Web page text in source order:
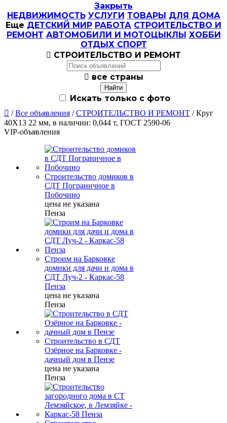
Закрыть
НЕДВИЖИМОСТЬ УСЛУГИ ТОВАРЫ ДЛЯ ДОМА
Еще ДЕТСКИЙ МИР РАБОТА СТРОИТЕЛЬСТВО И
РЕМОНТ АВТОМОБИЛИ И МОТОЦЫКЛЫ ХОББИ
ОТДЫХ СПОРТ
 СТРОИТЕЛЬСТВО И РЕМОНТ
 все страны
Искать только с фото
 /Все объявления /СТРОИТЕЛЬСТВО И РЕМОНТ / Круг
40Х13 22 мм, в наличии: 0,044 т, ГОСТ 2590-06
VIP-объявления
Строительство домиков в
СДТ Пограничное в
Побочино
цена не указана
Пенза
Строим на Барковке
домики для дачи и дома в
СДТ Луч-2 - Каркас-58
Пенза
цена не указана
Пенза
Строительство в СДТ
Озёрное на Барковке -
дачный дом в Пензе
цена не указана
Пенза